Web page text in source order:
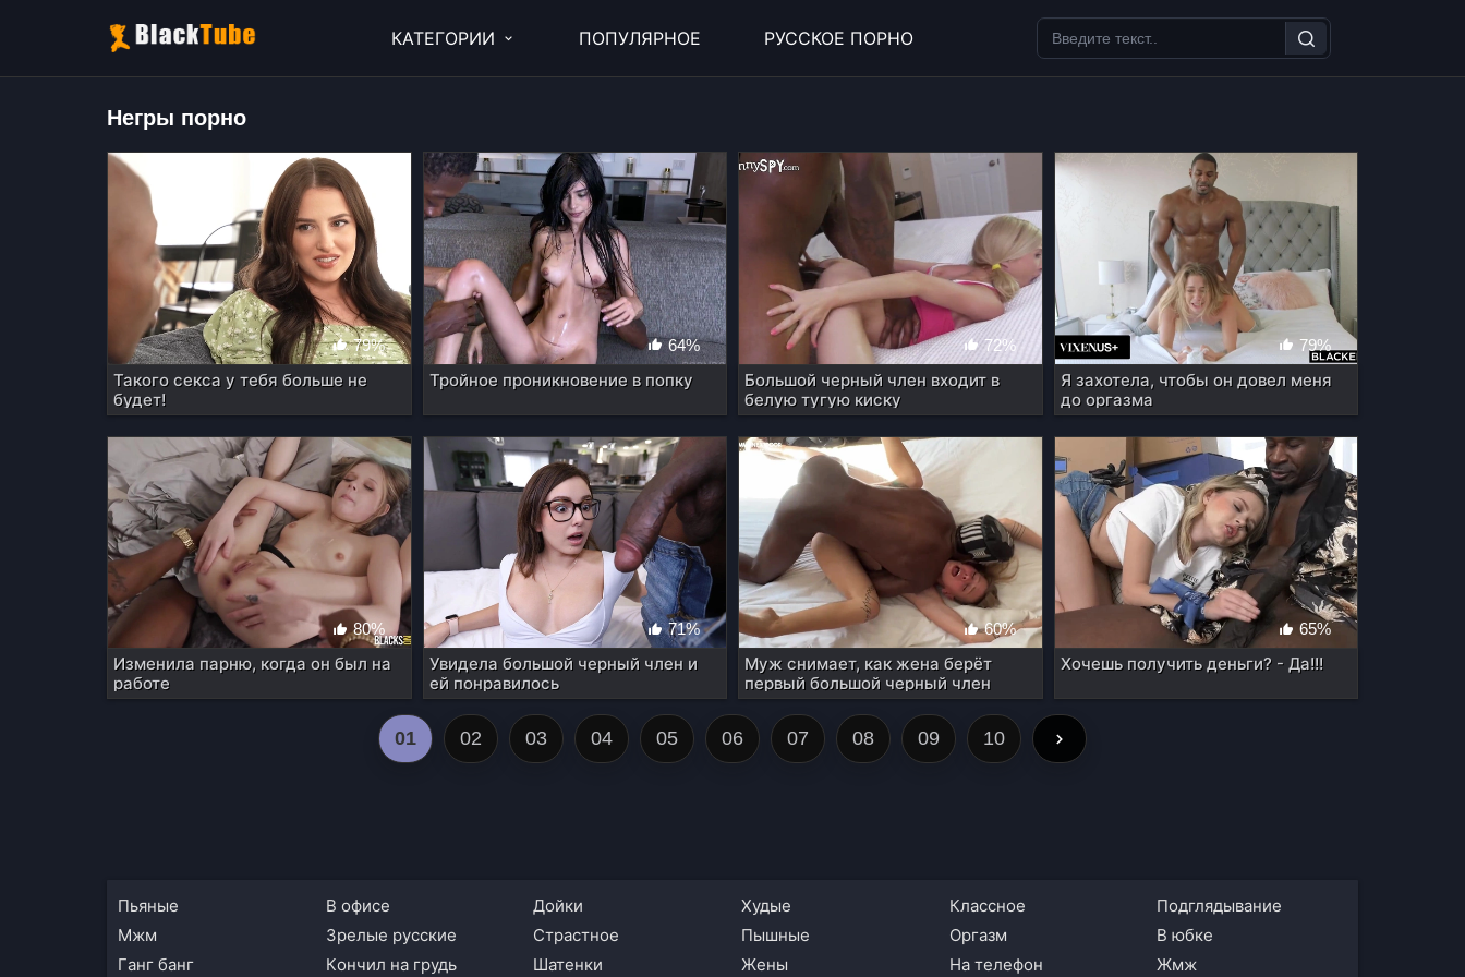
КАТЕГОРИИ ПОПУЛЯРНОЕ РУССКОЕ ПОРНО
Негры порно
79%
Такого секса у тебя больше не
будет!
64%
Тройное проникновение в попку
72%
Большой черный член входит в
белую тугую киску
79%
Я захотела, чтобы он довел меня
до оргазма
80%
Изменила парню, когда он был на
работе
71%
Увидела большой черный член и
ей понравилось
60%
Муж снимает, как жена берёт
первый большой черный член
65%
Хочешь получить деньги? - Да!!!
01 02 03 04 05 06 07 08 09 10
пьяные
мжм
ганг банг
в офисе
зрелые русские
кончил на грудь
дойки
страстное
шатенки
худые
пышные
жены
классное
оргазм
на телефон
подглядывание
в юбке
жмж